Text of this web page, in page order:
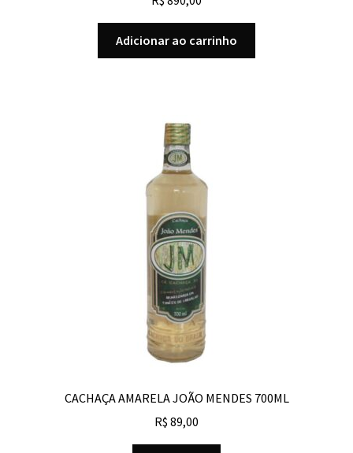
Adicionar ao carrinho
CACHAÇA AMARELA JOÃO MENDES 700ML
R$ 89,00